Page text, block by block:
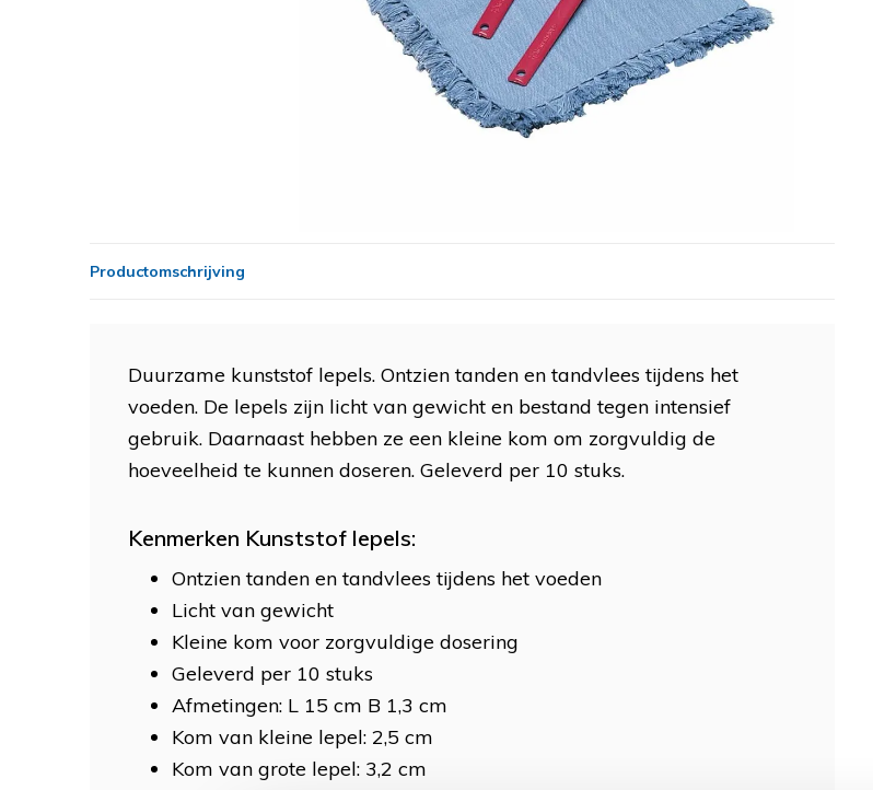
Productomschrijving
Duurzame kunststof lepels. Ontzien tanden en tandvlees tijdens het
voeden. De lepels zijn licht van gewicht en bestand tegen intensief
gebruik. Daarnaast hebben ze een kleine kom om zorgvuldig de
hoeveelheid te kunnen doseren. Geleverd per 10 stuks.
Kenmerken Kunststof lepels:
Ontzien tanden en tandvlees tijdens het voeden
Licht van gewicht
Kleine kom voor zorgvuldige dosering
Geleverd per 10 stuks
Afmetingen: L 15 cm B 1,3 cm
Kom van kleine lepel: 2,5 cm
Kom van grote lepel: 3,2 cm